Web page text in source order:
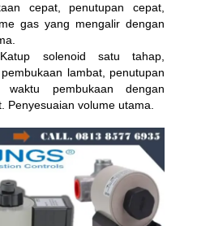
cepat, penutupan cepat,
gas yang mengalir dengan
solenoid satu tahap,
lambat, penutupan
waktu pembukaan dengan
Penyesuaian volume utama.